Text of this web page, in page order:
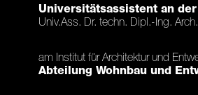
Universitätsassistent an der
Univ.Ass. Dr. techn. Dipl.-Ing.
am Institut für Architektur und
Abteilung Wohnbau und